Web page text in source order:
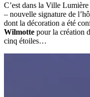
C’est dans la Ville
– nouvelle signature de
dont la décoration a été
Wilmotte pour la création
cinq étoiles…